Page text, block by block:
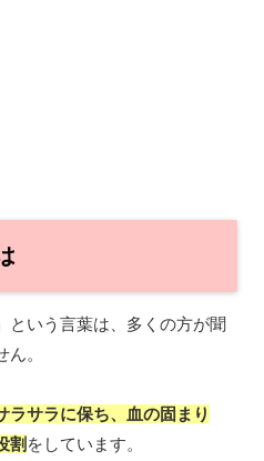
という言葉は、多くの方が聞
。
ラサラに保ち、血の固まり
割 をしています。